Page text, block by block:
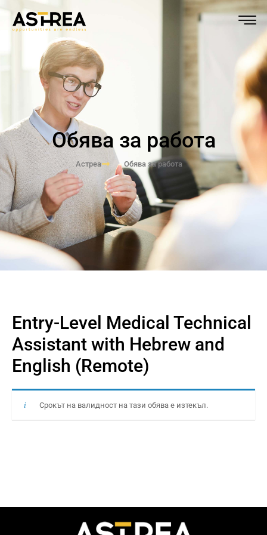
Обява за работа
Астреа Обява за работа
Entry-Level Medical Technical
Assistant with Hebrew and
English (Remote)
Срокът на валидност на тази обява е изтекъл.